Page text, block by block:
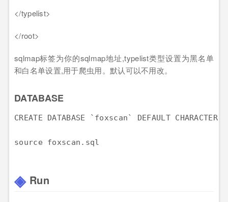
</typelist>
</root>
sqlmap标签为你的sqlmap地址,typelist类型设置为黑名单
和白名单设置,用于爬虫用。默认可以不用改。
DATABASE
CREATE DATABASE `foxscan` DEFAULT CHARACTER
Run